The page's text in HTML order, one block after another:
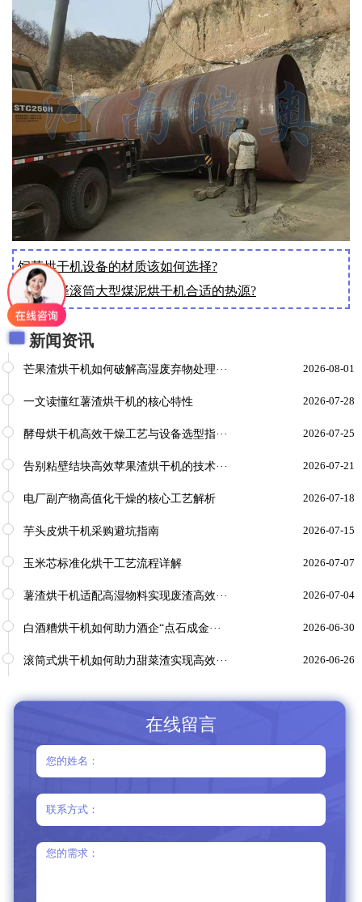
饲草烘干机设备的材质该如何选择?
如何选择滚筒大型煤泥烘干机合适的热源?
新闻资讯
芒果渣烘干机如何破解高湿废弃物处理··· 2026-08-01
一文读懂红薯渣烘干机的核心特性 2026-07-28
酵母烘干机高效干燥工艺与设备选型指··· 2026-07-25
告别粘壁结块高效苹果渣烘干机的技术··· 2026-07-21
电厂副产物高值化干燥的核心工艺解析 2026-07-18
芋头皮烘干机采购避坑指南 2026-07-15
玉米芯标准化烘干工艺流程详解 2026-07-07
薯渣烘干机适配高湿物料实现废渣高效··· 2026-07-04
白酒糟烘干机如何助力酒企“点石成金··· 2026-06-30
滚筒式烘干机如何助力甜菜渣实现高效··· 2026-06-26
在线留言